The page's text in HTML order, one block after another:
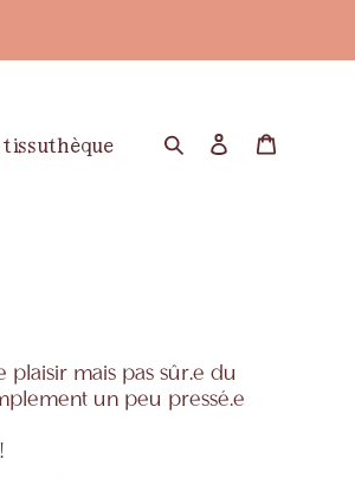
Rechercher
Se connecter
mais pas sûr.e du
un peu pressé.e